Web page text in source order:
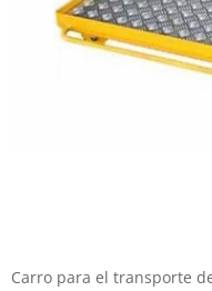
Carro para el transporte